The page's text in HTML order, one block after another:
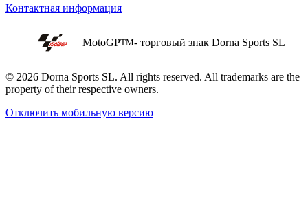
Контактная информация
MotoGPTM- торговый знак Dorna Sports SL
© 2026 Dorna Sports SL. All rights reserved. All trademarks are the
property of their respective owners.
Отключить мобильную версию